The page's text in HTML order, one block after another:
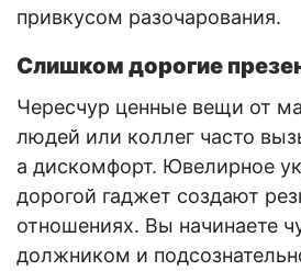
привкусом разочарования.
Слишком дорогие
Чересчур ценные вещи от
людей или коллег часто
а дискомфорт. Ювелирное
дорогой гаджет создают
отношениях. Вы начинаете
должником и